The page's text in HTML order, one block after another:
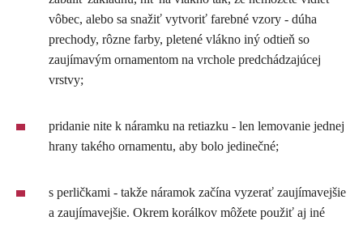
vôbec, alebo sa snažiť vytvoriť farebné vzory - dúha
prechody, rôzne farby, pletené vlákno iný odtieň so
zaujímavým ornamentom na vrchole predchádzajúcej
vrstvy;
pridanie nite k náramku na retiazku - len lemovanie jednej
hrany takého ornamentu, aby bolo jedinečné;
s perličkami - takže náramok začína vyzerať zaujímavejšie
a zaujímavejšie. Okrem korálkov môžete použiť aj iné